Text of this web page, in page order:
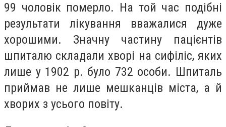
99 чоловік померло. На той час подібні
результати лікування вважалися дуже
хорошими. Значну частину пацієнтів
шпиталю складали хворі на сифіліс, яких
лише у 1902 р. було 732 особи. Шпиталь
приймав не лише мешканців міста, а й
хворих з усього повіту.